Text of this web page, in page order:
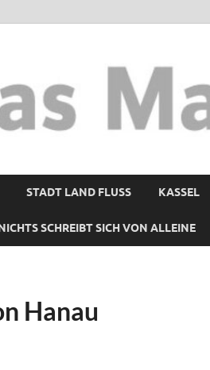
STADT LAND FLUSS KASSEL
SCHREIBT SICH VON ALLEINE
Hanau